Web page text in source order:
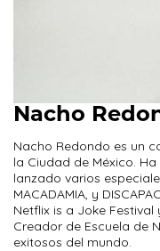
Nacho
Nacho Redondo es un
la Ciudad de México.
lanzado varios
MACADAMIA, y
Netflix is a Joke Festival
Creador de Escuela de
exitosos del mundo.